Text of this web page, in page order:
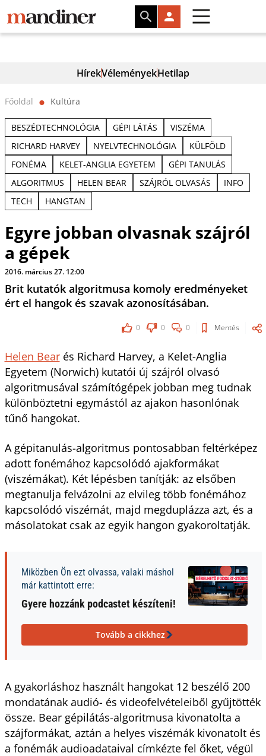
HírekVéleményekHetilap
Főoldal ⬤ Kultúra
BESZÉDTECHNOLÓGIA GÉPI LÁTÁS
VISZÉMA
RICHARD HARVEY
NYELVTECHNOLÓGIA
KÜLFÖLD
FONÉMA
KELET-ANGLIA EGYETEM
GÉPI TANULÁS
ALGORITMUS
HELEN BEAR SZÁJRÓL OLVASÁS
INFO
TECH
HANGTAN
Egyre jobban olvasnak szájról
a gépek
2016. március 27. 12:00
Brit kutatók algoritmusa komoly eredményeket
ért el hangok és szavak azonosításában.
0 0 0 Mentés
Helen Bearés Richard Harvey, a Kelet-Anglia
Egyetem (Norwich) kutatói új szájról olvasó
algoritmusával számítógépek jobban meg tudnak
különböztetni egymástól az ajakon hasonlónak
tűnő hangokat.
A gépitanulás-algoritmus pontosabban feltérképez
adott fonémához kapcsolódó ajakformákat
(viszémákat). Két lépésben tanítják: az elsőben
megtanulja felvázolni az elvileg több fonémához
kapcsolódó viszémát, majd megduplázza azt, és a
másolatokat csak az egyik hangon gyakoroltatják.
Miközben Ön ezt olvassa, valaki máshol
már kattintott erre:
Gyere hozzánk podcastet készíteni!
Tovább a cikkhez
A gyakorláshoz használt hangokat 12 beszélő 200
mondatának audió- és videofelvételeiből gyűjtötték
össze. Bear gépilátás-algoritmusa kivonatolta a
szájformákat, aztán a helyes viszémák kivonatolt és
a fonémák audioadataival címkézte fel őket, végül